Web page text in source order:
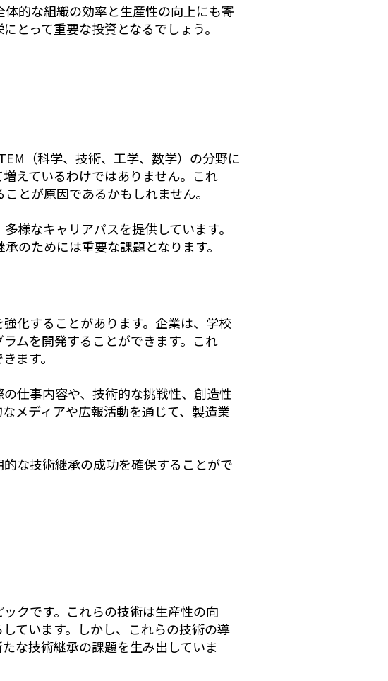
的な組織の効率と生産性の向上にも寄
とって重要な投資となるでしょう。
（科学、技術、工学、数学）の分野に
えているわけではありません。これ
とが原因であるかもしれません。
様なキャリアパスを提供しています。
のためには重要な課題となります。
化することがあります。企業は、学校
ムを開発することができます。これ
ます。
仕事内容や、技術的な挑戦性、創造性
メディアや広報活動を通じて、製造業
な技術継承の成功を確保することがで
クです。これらの技術は生産性の向
ています。しかし、これらの技術の導
な技術継承の課題を生み出していま